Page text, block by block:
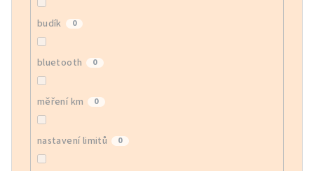
budík 0
bluetooth 0
měření km 0
nastavení limitů 0